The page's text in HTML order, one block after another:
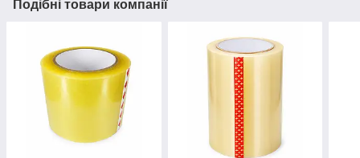
Подібні товари компанії